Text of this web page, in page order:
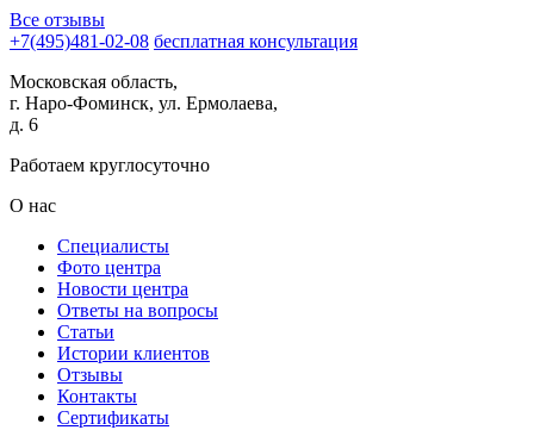
Все отзывы
+7(495)481-02-08 бесплатная консультация
Московская область,
г. Наро-Фоминск, ул. Ермолаева,
д. 6
Работаем круглосуточно
О нас
Специалисты
Фото центра
Новости центра
Ответы на вопросы
Статьи
Истории клиентов
Отзывы
Контакты
Сертификаты